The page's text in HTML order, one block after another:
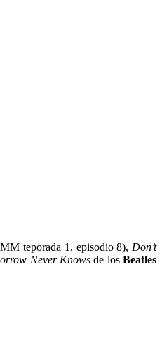
teporada 1, episodio 8), Don’t
Never Knowsde losBeatles